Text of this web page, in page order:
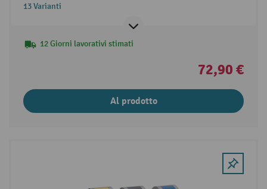
13 Varianti
12 Giorni lavorativi stimati
72,90 €
Al prodotto